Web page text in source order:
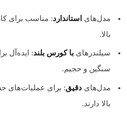
مدل‌های استاندارد: مناسب برای
بالا.
سیلندرهای با کورس بلند: ایده‌آل
سنگین و حجیم.
مدل‌های دقیق: برای عملیات‌های
بالا دارند.